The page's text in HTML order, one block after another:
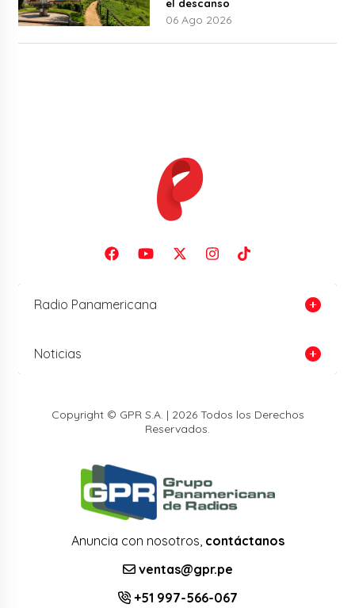
el descanso
06 Ago 2026
Radio Panamericana
Noticias
Copyright © GPR S.A. | 2026 Todos los Derechos
Reservados.
Anuncia con nosotros, contáctanos
ventas@gpr.pe
+51 997-566-067